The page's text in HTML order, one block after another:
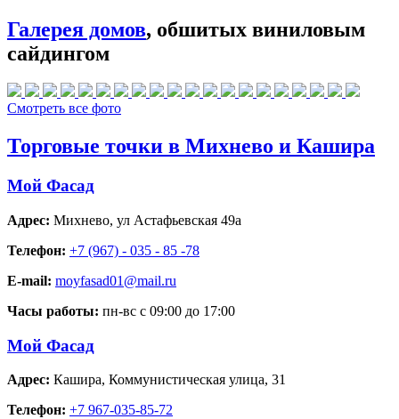
Галерея домов, обшитых виниловым
сайдингом
Смотреть все фото
Торговые точки в Михнево и Кашира
Мой Фасад
Адрес: Михнево, ул Астафьевская 49а
Телефон: +7 (967) - 035 - 85 -78
E-mail: moyfasad01@mail.ru
Часы работы: пн-вс с 09:00 до 17:00
Мой Фасад
Адрес: Кашира, Коммунистическая улица, 31
Телефон: +7 967-035-85-72